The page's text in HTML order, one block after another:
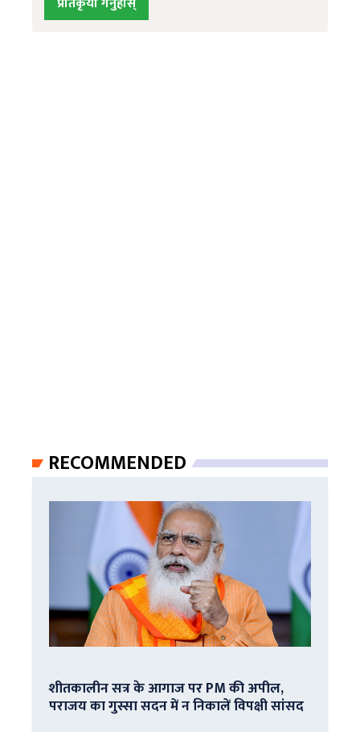
RECOMMENDED
शीतकालीन सत्र के आगाज पर PM की अपील,
पराजय का गुस्सा सदन में न निकालें विपक्षी सांसद